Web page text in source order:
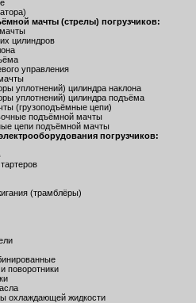
мачты (стрелы) погрузчиков:
цилиндров
управления
уплотнений) цилиндра наклона
уплотнений) цилиндра подъёма
(грузоподъёмные цепи)
подъёмной мачты
цепи подъёмной мачты
погрузчиков:
(трамблёры)
поворотники
охлаждающей жидкости